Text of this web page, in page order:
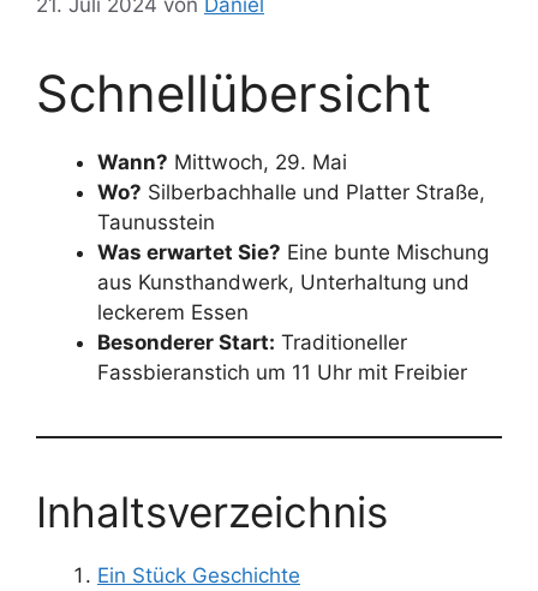
Schnellübersicht
Wann? Mittwoch, 29. Mai
Wo? Silberbachhalle und Platter Straße,
Taunusstein
Was erwartet Sie? Eine bunte Mischung
aus Kunsthandwerk, Unterhaltung und
leckerem Essen
Besonderer Start: Traditioneller
Fassbieranstich um 11 Uhr mit Freibier
Inhaltsverzeichnis
Ein Stück Geschichte